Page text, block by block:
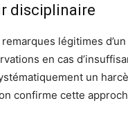
disciplinaire
légitimes
en cas
un
confirme cette